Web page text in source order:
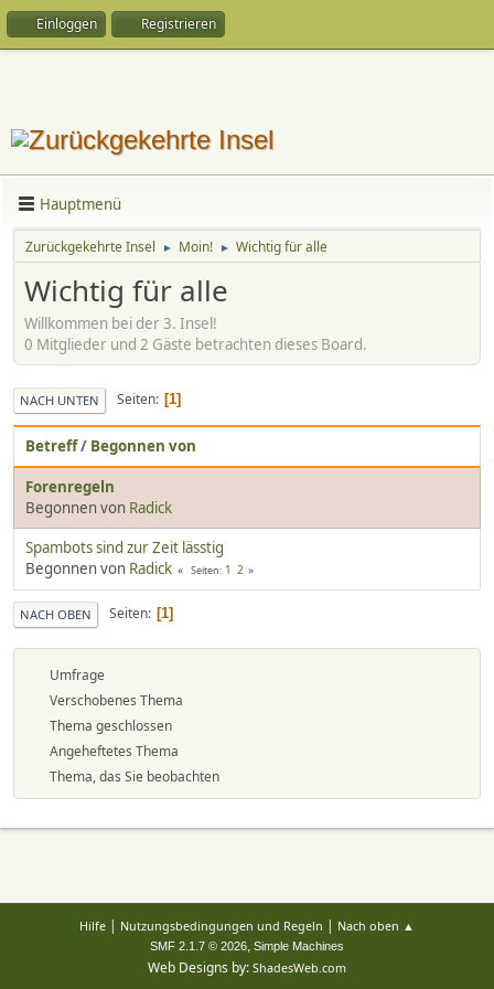
Einloggen Registrieren
Hauptmenü
Zurückgekehrte Insel ► Moin! ► Wichtig für alle
Wichtig für alle
Willkommen bei der 3. Insel!
0 Mitglieder und 2 Gäste betrachten dieses Board.
NACH UNTEN Seiten 1
Betreff/ Begonnen von
Forenregeln
Begonnen von Radick
Spambots sind zur Zeit lässtig
Begonnen von Radick Seiten 1 2
NACH OBEN Seiten 1
Umfrage
Verschobenes Thema
Thema geschlossen
Angeheftetes Thema
Thema, das Sie beobachten
Hilfe | Nutzungsbedingungen und Regeln | Nach oben ▲
SMF 2.1.7 © 2026, Simple Machines
Web Designs by: ShadesWeb.com